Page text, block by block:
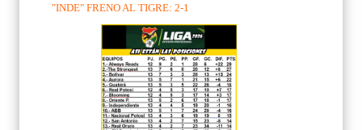
"INDE" FRENO AL TIGRE: 2-1